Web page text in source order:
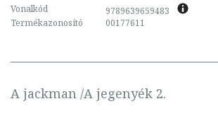
Vonalkód
9789639659483
Termékazonosító
00177611
A jackman /A jegenyék 2.